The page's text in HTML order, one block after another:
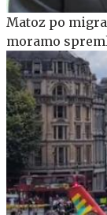
Matoz po
moramo